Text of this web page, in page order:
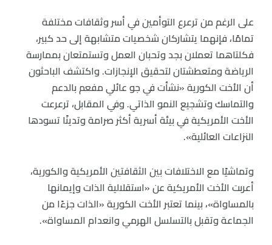
على الرغم من ترعرع التوأمين في أسر وثقافات مختلفة
تمامًا، فإنهما يتشاركان شخصيات متشابهة إلى حد كبير،
فكلتاهما تعملان بجد وتحبان العمل وتستمتعان بممارسة
الرياضة ومتعطشتان لتحقيق الإنجازات. واكتشف الباحثون
أن الأخت الكورية «نشأت في جو عائلي مفعم بالدعم
والتماسك وتشجيع النمو الذاتي. وفي المقابل، ترعرعت
الأخت الأمريكية في بيئة أسرية أكثر صرامة وتدينًا تسودها
النزاعات العائلية».
وتماشيًا مع الاختلافات بين الثقافتين الأمريكية والكورية،
أعربت الأخت الأمريكية عن «استقلالية الذات وإيمانها
بالمساواة»، بينما تعتبر الأخت الكورية «الذات جزءًا من
الجماعة وتقبل بالتسلسل الهرمي وانعدام المساواة».